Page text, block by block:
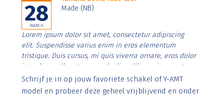
28
MARCH
Made (NB)
Lorem ipsum dolor sit amet, consectetur adipiscing
elit. Suspendisse varius enim in eros elementum
tristique. Duis cursus, mi quis viverra ornare, eros dolor
interdum nulla, ut commodo diam libero vitae erat.
Aenean faucibus nibh et justo cursus id rutrum lorem
imperdiet. Nunc ut sem vitae risus tristique posuere.
Schrijf je in op jouw favoriete schakel of Y-AMT
model en probeer deze geheel vrijblijvend en onder